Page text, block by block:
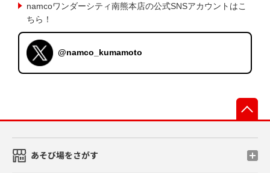
namcoワンダーシティ南熊本店の公式SNSアカウントはこ
ちら！
@namco_kumamoto
あそび場をさがす